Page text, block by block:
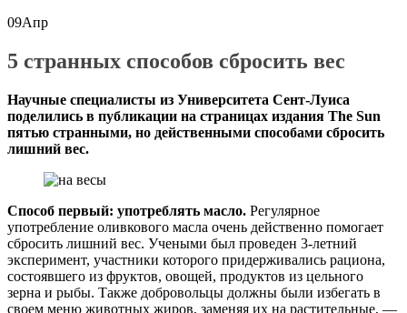
09Апр
5 странных способов сбросить вес
Научные специалисты из Университета Сент-Луиса
поделились в публикации на страницах издания The Sun
пятью странными, но действенными способами сбросить
лишний вес.
Способ первый: употреблять масло. Регулярное
употребление оливкового масла очень действенно помогает
сбросить лишний вес. Учеными был проведен 3-летний
эксперимент, участники которого придерживались рациона,
состоявшего из фруктов, овощей, продуктов из цельного
зерна и рыбы. Также добровольцы должны были избегать в
своем меню животных жиров, заменяя их на растительные, —